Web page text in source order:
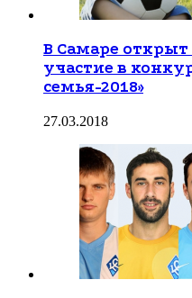
В Самаре
участие в
семья-2018»
27.03.2018